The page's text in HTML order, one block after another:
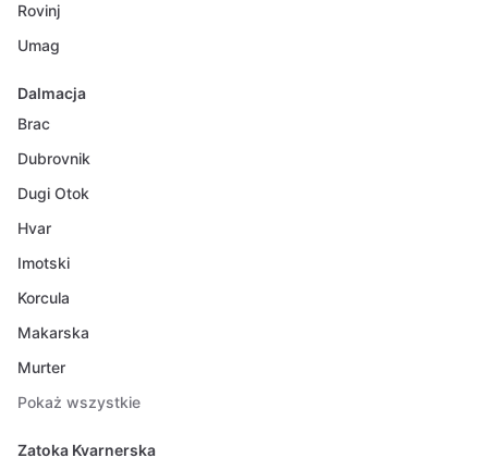
Rovinj
Umag
Dalmacja
Brac
Dubrovnik
Dugi Otok
Hvar
Imotski
Korcula
Makarska
Murter
Pokaż wszystkie
Zatoka Kvarnerska